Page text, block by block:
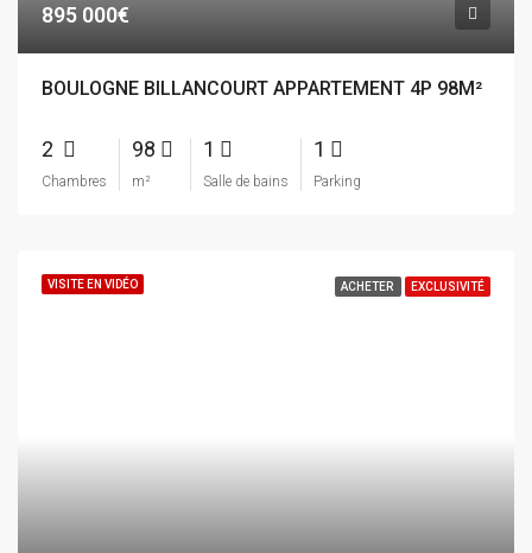
895 000€
BOULOGNE BILLANCOURT APPARTEMENT 4P 98M²
2
Chambres
98
m²
1
Salle de bains
1
Parking
VISITE EN VIDÉO ACHETER EXCLUSIVITÉ